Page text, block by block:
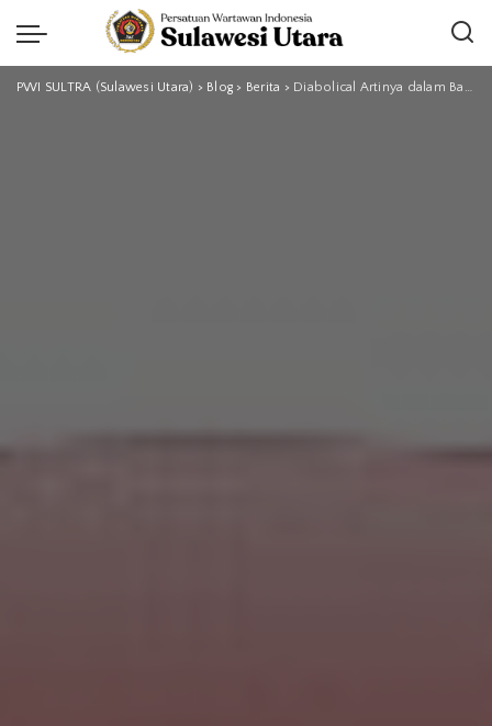
PWI SULTRA (Sulawesi Utara) > Blog > Berita > Diabolical Artinya dalam Bahasa Indonesia dan Cara Memahami Maknanya Secara Tepat